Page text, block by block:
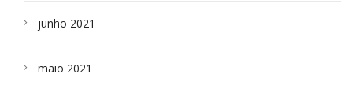
junho 2021
maio 2021